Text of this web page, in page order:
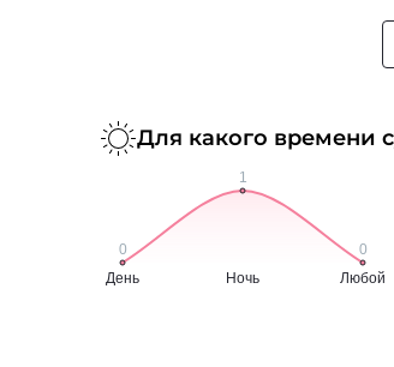
Для какого времени